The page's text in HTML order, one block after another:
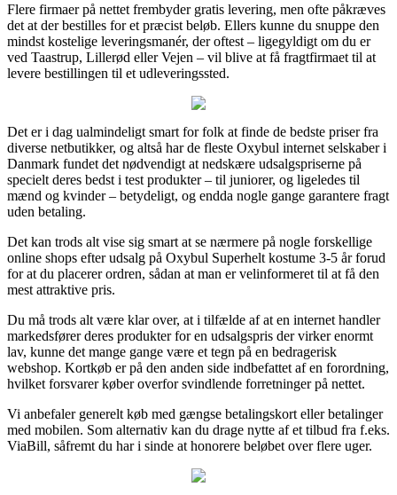
Flere firmaer på nettet frembyder gratis levering, men ofte påkræves
det at der bestilles for et præcist beløb. Ellers kunne du snuppe den
mindst kostelige leveringsmanér, der oftest – ligegyldigt om du er
ved Taastrup, Lillerød eller Vejen – vil blive at få fragtfirmaet til at
levere bestillingen til et udleveringssted.
Det er i dag ualmindeligt smart for folk at finde de bedste priser fra
diverse netbutikker, og altså har de fleste Oxybul internet selskaber i
Danmark fundet det nødvendigt at nedskære udsalgspriserne på
specielt deres bedst i test produkter – til juniorer, og ligeledes til
mænd og kvinder – betydeligt, og endda nogle gange garantere fragt
uden betaling.
Det kan trods alt vise sig smart at se nærmere på nogle forskellige
online shops efter udsalg på Oxybul Superhelt kostume 3-5 år forud
for at du placerer ordren, sådan at man er velinformeret til at få den
mest attraktive pris.
Du må trods alt være klar over, at i tilfælde af at en internet handler
markedsfører deres produkter for en udsalgspris der virker enormt
lav, kunne det mange gange være et tegn på en bedragerisk
webshop. Kortkøb er på den anden side indbefattet af en forordning,
hvilket forsvarer køber overfor svindlende forretninger på nettet.
Vi anbefaler generelt køb med gængse betalingskort eller betalinger
med mobilen. Som alternativ kan du drage nytte af et tilbud fra f.eks.
ViaBill, såfremt du har i sinde at honorere beløbet over flere uger.